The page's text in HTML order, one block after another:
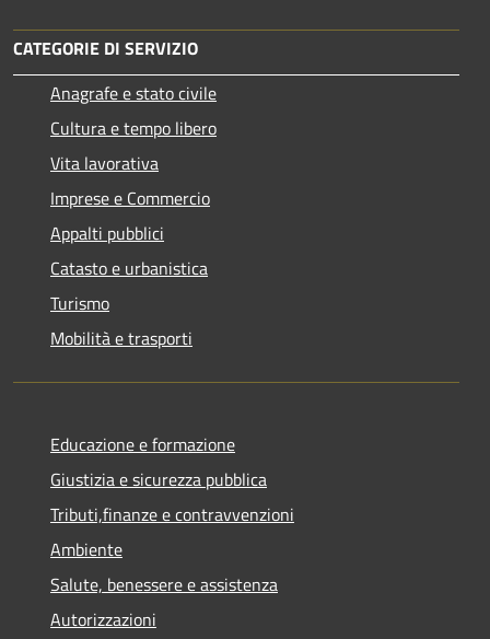
CATEGORIE DI SERVIZIO
Anagrafe e stato civile
Cultura e tempo libero
Vita lavorativa
Imprese e Commercio
Appalti pubblici
Catasto e urbanistica
Turismo
Mobilità e trasporti
Educazione e formazione
Giustizia e sicurezza pubblica
Tributi,finanze e contravvenzioni
Ambiente
Salute, benessere e assistenza
Autorizzazioni